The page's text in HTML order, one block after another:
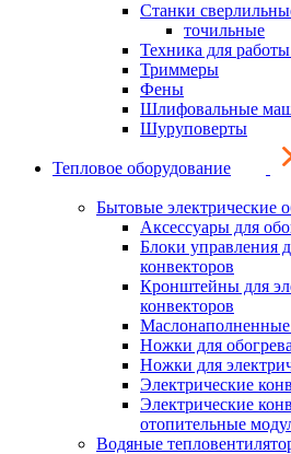
Станки
точильные
Техника для
Триммеры
Фены
Шлифовальные
Шуруповерты
Тепловое оборудование
Бытовые электрические
Аксессуары для
Блоки управления
конвекторов
Кронштейны для
конвекторов
Ножки для
Ножки для
Электрические
Электрические
отопительные
Водяные